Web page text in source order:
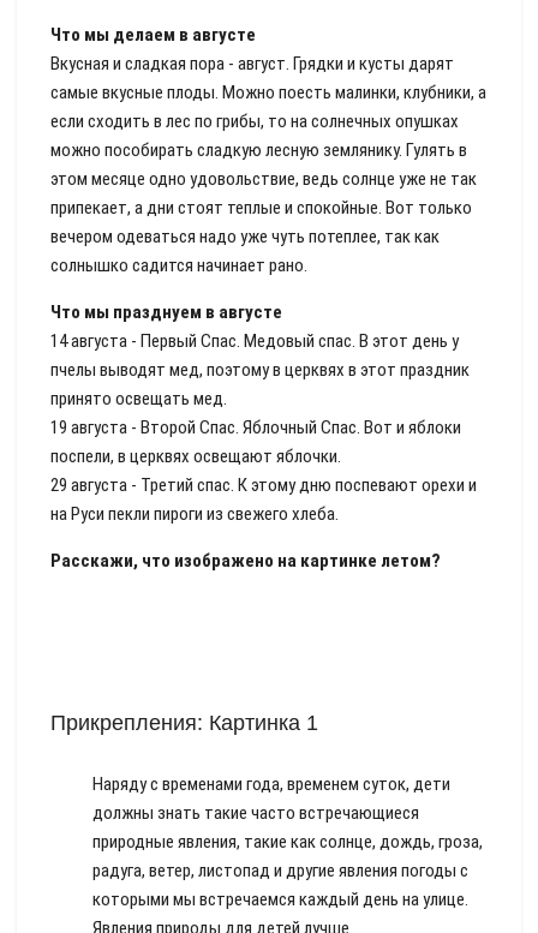
Что мы делаем в августе
Вкусная и сладкая пора - август. Грядки и кусты дарят
самые вкусные плоды. Можно поесть малинки, клубники, а
если сходить в лес по грибы, то на солнечных опушках
можно пособирать сладкую лесную землянику. Гулять в
этом месяце одно удовольствие, ведь солнце уже не так
припекает, а дни стоят теплые и спокойные. Вот только
вечером одеваться надо уже чуть потеплее, так как
солнышко садится начинает рано.
Что мы празднуем в августе
14 августа - Первый Спас. Медовый спас. В этот день у
пчелы выводят мед, поэтому в церквях в этот праздник
принято освещать мед.
19 августа - Второй Спас. Яблочный Спас. Вот и яблоки
поспели, в церквях освещают яблочки.
29 августа - Третий спас. К этому дню поспевают орехи и
на Руси пекли пироги из свежего хлеба.
Расскажи, что изображено на картинке летом?
Прикрепления: Картинка 1
Наряду с временами года, временем суток, дети
должны знать такие часто встречающиеся
природные явления, такие как солнце, дождь, гроза,
радуга, ветер, листопад и другие явления погоды с
которыми мы встречаемся каждый день на улице.
Явления природы для детей лучше